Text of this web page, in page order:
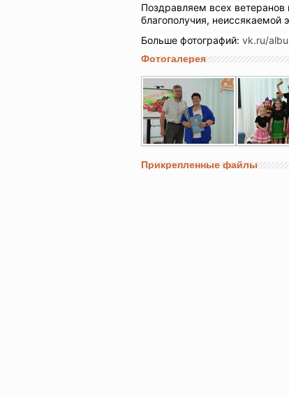
Поздравляем всех
благополучия, неиссякаемой
Больше фотографий: vk.ru/
Фотогалерея
Прикрепленные файлы